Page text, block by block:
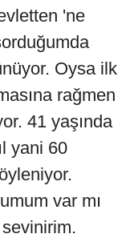
'ne
Oysa ilk
rağmen
41 yaşında
yani 60
var mı
sevinirim.